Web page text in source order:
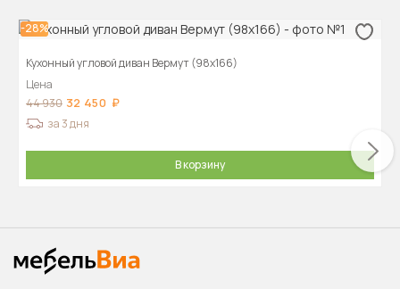
-28%
Кухонный угловой диван Вермут (98х166)
Цена
44 930 32 450
за 3 дня
В корзину